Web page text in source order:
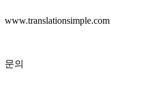
www.translationsimple.com
문의